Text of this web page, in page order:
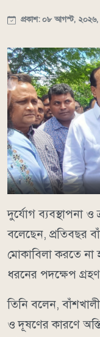
প্রকাশ: ০৮ আগস্ট,
দুর্যোগ ব্যবস্থাপনা ও
বলেছেন, প্রতিবছর
মোকাবিলা করতে না
ধরনের পদক্ষেপ
তিনি বলেন,
ও দূষণের কারণে